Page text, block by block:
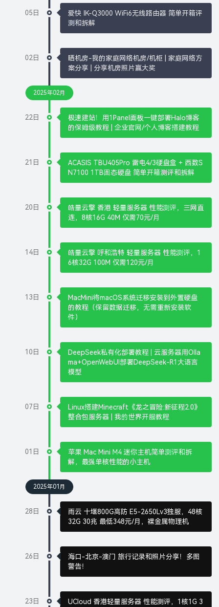
05日
爱快 IK-Q3000 WiFi6无线路由器 简单开箱评
测和拆解
02日
晒机房-我的家庭网络机房/机柜 | 家庭网络方
案分享 | 分享机房照片赢大奖
2025年02月
22日
极速建站！用1Panel面板一键部署Halo博客
的保姆级教程 | 企业官网/个人博客搭建教程
21日
ACASIS TBU405Pro 雷电4/3硬盘盒 + 西数S
N7100 1TB固态硬盘 简单开箱测评和拆解
20日
皓量云擎 香港 轻量服务器 性能测评，三网直
连，8核16G 40M 仅需70元/月
14日
皓量云擎 呼和浩特 轻量服务器 性能测评，1
6核32G 100M 仅需120元/月
13日
MacMini将macOS系统迁移安装到外置硬盘
的教程（保留数据迁移，无需重新安装软
件）
10日
DeepSeek私有化部署教程 | 云服务器用Olla
ma+OpenWebUI部署DeepSeek-R1大语言
模型
07日
Linux搭建Minecraft《龙之冒险:新征程2.0》
整合包服务器 | 我的世界开服教程
01日
苹果 Mac Mini M4 迷你主机简单测评和拆
解，最强单核性能的小主机
2025年01月
28日
雨云 十堰800G高防 E5-2650Lv3独服，48核
32G 30兆 最低348元/月，裸金属物理机
26日
海口-北京-澳门 旅行记录和照片分享！多图
警告！
23日
UCloud 香港轻量服务器 性能测评，1核1G 3